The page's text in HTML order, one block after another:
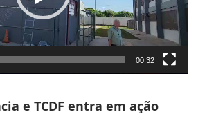
00:32
e TCDF entra em ação